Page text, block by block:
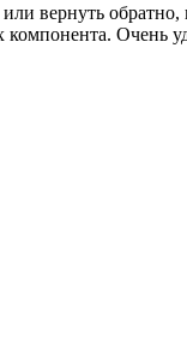
вернуть
компонента. Очень